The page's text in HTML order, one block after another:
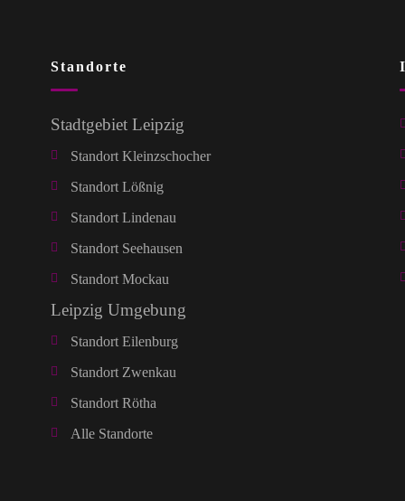
Standorte
Stadtgebiet Leipzig
Standort Kleinzschocher
Standort Lößnig
Standort Lindenau
Standort Seehausen
Standort Mockau
Leipzig Umgebung
Standort Eilenburg
Standort Zwenkau
Standort Rötha
Alle Standorte